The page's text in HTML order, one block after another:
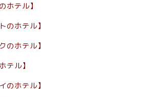
ホテル】
のホテル】
のホテル】
テル】
のホテル】